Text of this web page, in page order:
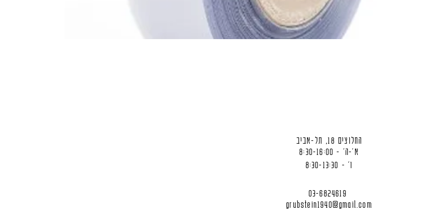
החלוצים 18, תל-אביב
א'-ה' - 8:30-16:00
ו' - 8:30-13:30
03-6824619
grubstein1940@gmail.com